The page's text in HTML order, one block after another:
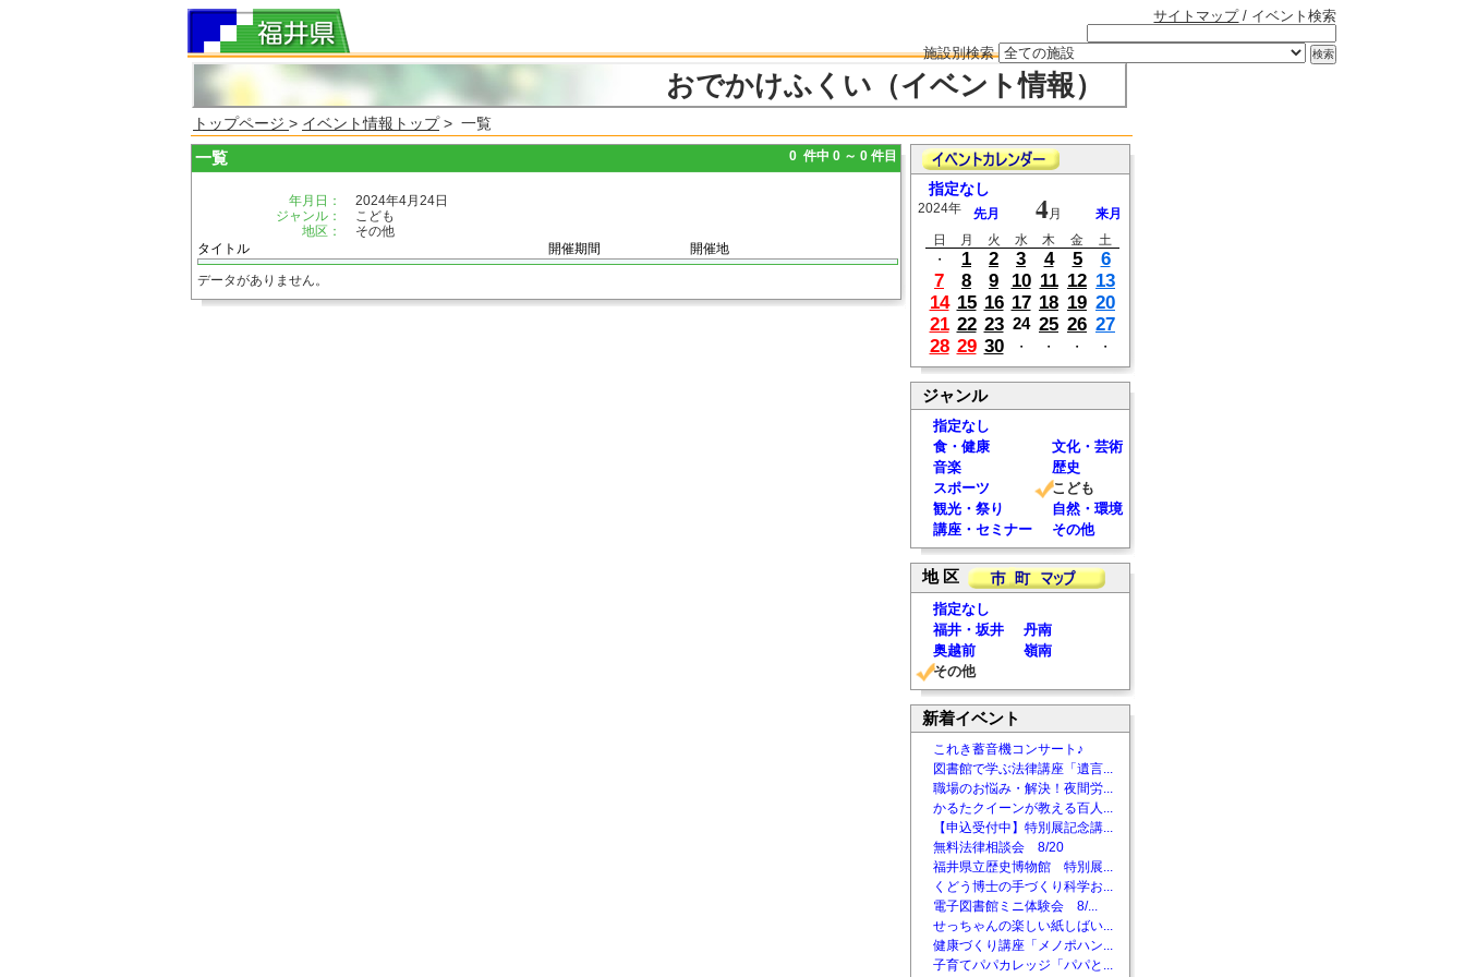
サイトマップ/ イベント検索
施設別検索
おでかけふくい（イベント情報）
トップページ > イベント情報トップ> 一覧
一覧 0 件中 0 ～ 0 件目
年月日：
2024年4月24日
ジャンル：
こども
地区：
その他
タイトル
開催期間 開催地
データがありません。
指定なし
2024年 先月 4月
来月
日
月 火 水 木 金
土
・
1 2 3 4 5
6
7
8 9 10 11 12 13
14 15 16 17 18 19 20
21 22 23 24 25 26 27
28 29 30 ・ ・ ・ ・
ジャンル
指定なし
食・健康
文化・芸術
音楽
歴史
スポーツ
こども
観光・祭り
自然・環境
講座・セミナー
その他
地 区
指定なし
福井・坂井
丹南
奥越前
嶺南
その他
新着イベント
これき蓄音機コンサート♪
図書館で学ぶ法律講座「遺言...
職場のお悩み・解決！夜間労...
かるたクイーンが教える百人...
【申込受付中】特別展記念講...
無料法律相談会 8/20
福井県立歴史博物館 特別展...
くどう博士の手づくり科学お...
電子図書館ミニ体験会 8/...
せっちゃんの楽しい紙しばい...
健康づくり講座「メノポハン...
子育てパパカレッジ「パパと...